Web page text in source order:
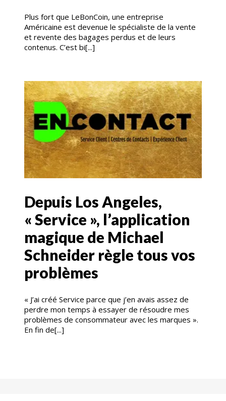
Plus fort que LeBonCoin, une entreprise
Américaine est devenue le spécialiste de la vente
et revente des bagages perdus et de leurs
contenus. C’est bi[...]
Depuis Los Angeles,
« Service », l’application
magique de Michael
Schneider règle tous vos
problèmes
« J’ai créé Service parce que j’en avais assez de
perdre mon temps à essayer de résoudre mes
problèmes de consommateur avec les marques ».
En fin de[...]